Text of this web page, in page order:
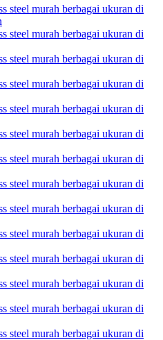
steel murah berbagai ukuran di
steel murah berbagai ukuran di
steel murah berbagai ukuran di
steel murah berbagai ukuran di
steel murah berbagai ukuran di
steel murah berbagai ukuran di
steel murah berbagai ukuran di
steel murah berbagai ukuran di
steel murah berbagai ukuran di
steel murah berbagai ukuran di
steel murah berbagai ukuran di
steel murah berbagai ukuran di
steel murah berbagai ukuran di
steel murah berbagai ukuran di